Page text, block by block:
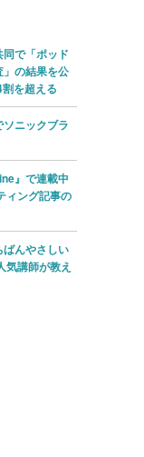
で「ポッド
の結果を公
を超える
ニックブラ
』で連載中
ィング記事の
んやさしい
気講師が教え